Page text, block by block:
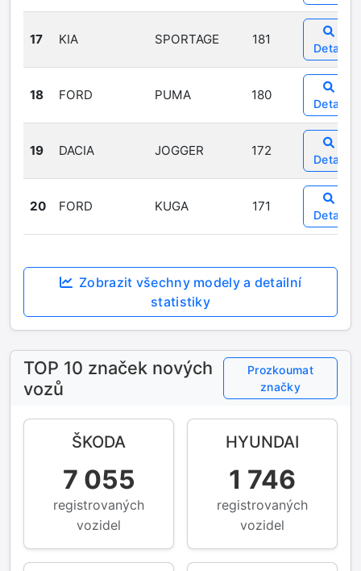
17 KIA SPORTAGE 181
Detail
18 FORD PUMA 180
Detail
19 DACIA JOGGER 172
Detail
20 FORD KUGA 171
Detail
Zobrazit všechny modely a detailní
statistiky
TOP 10 značek nových
vozů
Prozkoumat
značky
ŠKODA
7 055
registrovaných
vozidel
HYUNDAI
1 746
registrovaných
vozidel